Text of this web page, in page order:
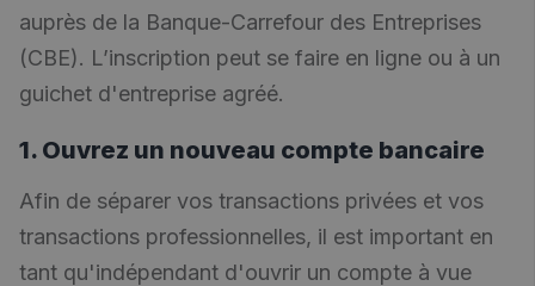
auprès de la Banque-Carrefour des Entreprises
(CBE). L’inscription peut se faire en ligne ou à un
guichet d'entreprise agréé.
1. Ouvrez un nouveau compte bancaire
Afin de séparer vos transactions privées et vos
transactions professionnelles, il est important en
tant qu'indépendant d'ouvrir un compte à vue